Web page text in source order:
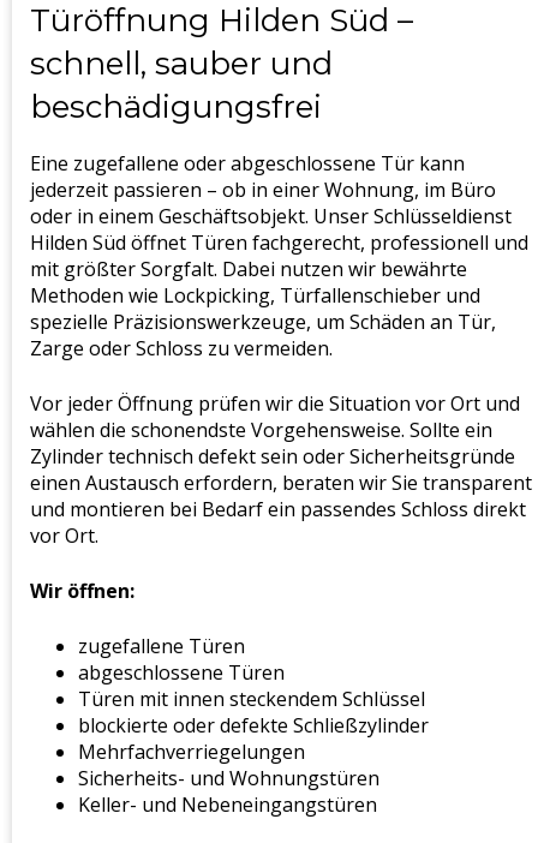
Türöffnung Hilden Süd –
schnell, sauber und
beschädigungsfrei
Eine zugefallene oder abgeschlossene Tür kann
jederzeit passieren – ob in einer Wohnung, im Büro
oder in einem Geschäftsobjekt. Unser Schlüsseldienst
Hilden Süd öffnet Türen fachgerecht, professionell und
mit größter Sorgfalt. Dabei nutzen wir bewährte
Methoden wie Lockpicking, Türfallenschieber und
spezielle Präzisionswerkzeuge, um Schäden an Tür,
Zarge oder Schloss zu vermeiden.
Vor jeder Öffnung prüfen wir die Situation vor Ort und
wählen die schonendste Vorgehensweise. Sollte ein
Zylinder technisch defekt sein oder Sicherheitsgründe
einen Austausch erfordern, beraten wir Sie transparent
und montieren bei Bedarf ein passendes Schloss direkt
vor Ort.
Wir öffnen:
zugefallene Türen
abgeschlossene Türen
Türen mit innen steckendem Schlüssel
blockierte oder defekte Schließzylinder
Mehrfachverriegelungen
Sicherheits- und Wohnungstüren
Keller- und Nebeneingangstüren